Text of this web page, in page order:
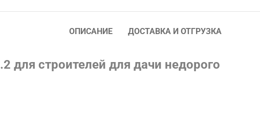
ОПИСАНИЕ ДОСТАВКА И ОТГРУЗКА
для строителей для дачи недорого